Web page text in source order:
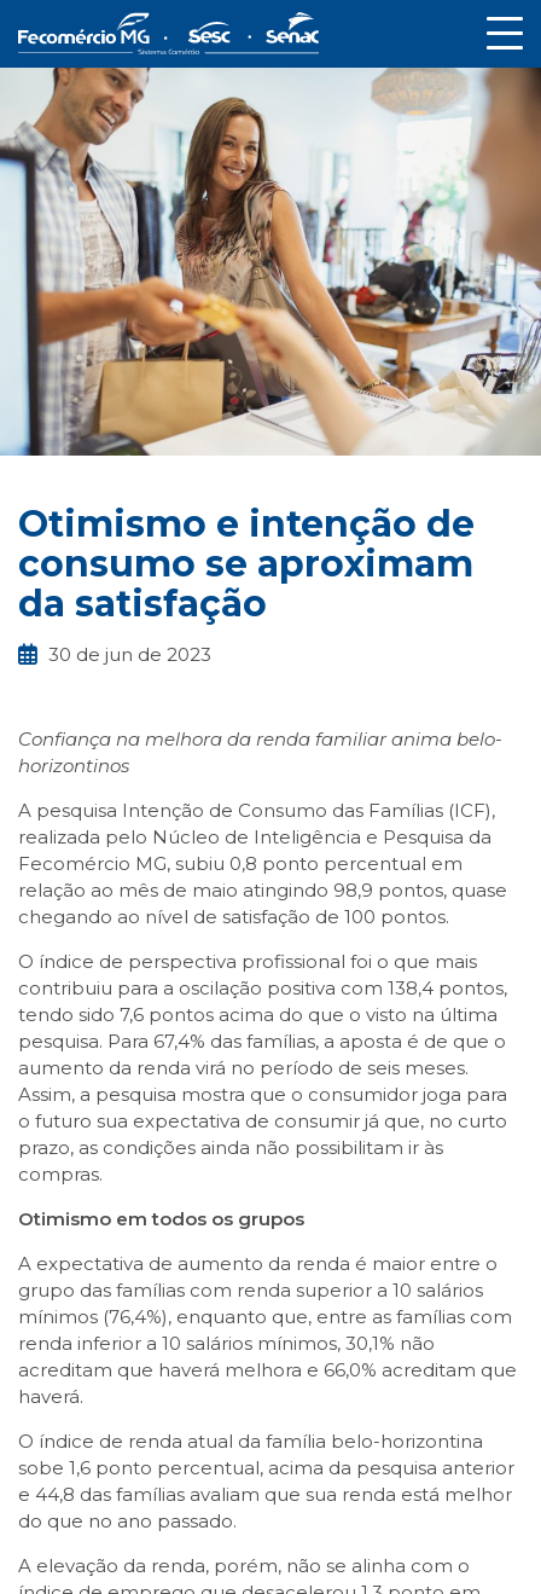
Otimismo e intenção de
consumo se aproximam
da satisfação
30 de jun de 2023
Confiança na melhora da renda familiar anima belo-
horizontinos
A pesquisa Intenção de Consumo das Famílias (ICF),
realizada pelo Núcleo de Inteligência e Pesquisa da
Fecomércio MG, subiu 0,8 ponto percentual em
relação ao mês de maio atingindo 98,9 pontos, quase
chegando ao nível de satisfação de 100 pontos.
O índice de perspectiva profissional foi o que mais
contribuiu para a oscilação positiva com 138,4 pontos,
tendo sido 7,6 pontos acima do que o visto na última
pesquisa. Para 67,4% das famílias, a aposta é de que o
aumento da renda virá no período de seis meses.
Assim, a pesquisa mostra que o consumidor joga para
o futuro sua expectativa de consumir já que, no curto
prazo, as condições ainda não possibilitam ir às
compras.
Otimismo em todos os grupos
A expectativa de aumento da renda é maior entre o
grupo das famílias com renda superior a 10 salários
mínimos (76,4%), enquanto que, entre as famílias com
renda inferior a 10 salários mínimos, 30,1% não
acreditam que haverá melhora e 66,0% acreditam que
haverá.
O índice de renda atual da família belo-horizontina
sobe 1,6 ponto percentual, acima da pesquisa anterior
e 44,8 das famílias avaliam que sua renda está melhor
do que no ano passado.
A elevação da renda, porém, não se alinha com o